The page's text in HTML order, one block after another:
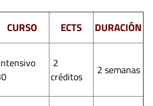
CURSO ECTS DURACIÓN
2
créditos
2 semanas